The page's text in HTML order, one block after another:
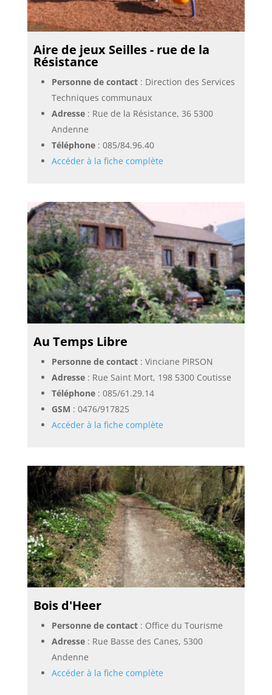
Aire de jeux Seilles - rue de la
Résistance
Personne de contact: Direction des Services
Techniques communaux
Adresse: Rue de la Résistance, 36 5300
Andenne
Téléphone: 085/84.96.40
Accéder à la fiche complète
Au Temps Libre
Personne de contact: Vinciane PIRSON
Adresse: Rue Saint Mort, 198 5300 Coutisse
Téléphone: 085/61.29.14
GSM : 0476/917825
Accéder à la fiche complète
Bois d'Heer
Personne de contact: Office du Tourisme
Adresse: Rue Basse des Canes, 5300
Andenne
Accéder à la fiche complète